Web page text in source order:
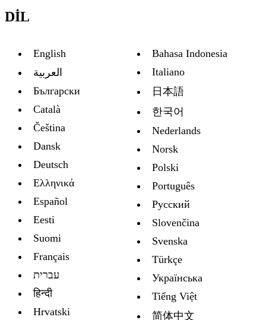
DIL
English
العربية
Български
Català
Čeština
Dansk
Deutsch
Ελληνικά
Español
Eesti
Suomi
Français
עברית
हिन्दी
Hrvatski
Bahasa Indonesia
Italiano
日本語
한국어
Nederlands
Norsk
Polski
Português
Русский
Slovenčina
Svenska
Türkçe
Украïнська
Tiếng Việt
简体中文